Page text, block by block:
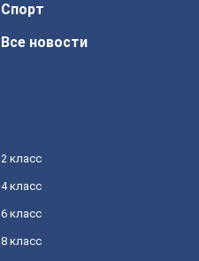
Спорт
Все новости
2 класс
4 класс
6 класс
8 класс